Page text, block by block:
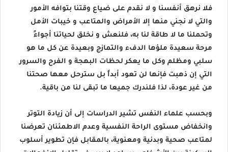
فلا نرهق أنفسنا و لا نقدم على ضياع وقتنا بتوافه الأمور
والتي لا نجني منها إلا الأمراض والمتاعب و خيبات الأمل
وتحملنا ما لا طاقة لنا به، فلنعش و نخلق لحياتنا أجواءً
مرحة سعيدة ملؤها الدفء والتمازج وبعيدة عن كل ما هو
سلبي ومظلم وكل ما يعكر لحظات البهجة و الفرح والسرور
التي إن ذهبت فإنها لن تعود أبداً بل سترحل معها صحتنا
من غير عودة، لذا فلندرك جميعا ما تبقى لنا من باقية.
وبحسب علماء النفس تشير الدراسات إلى أن زيادة التوتر
وانخفاض مستوى الراحة النفسية وعدم الاطمئنان تعرضنا
لمتاعب صحية وبدنية ومعنوية، بالمقابل فإن تطوير أسلوب